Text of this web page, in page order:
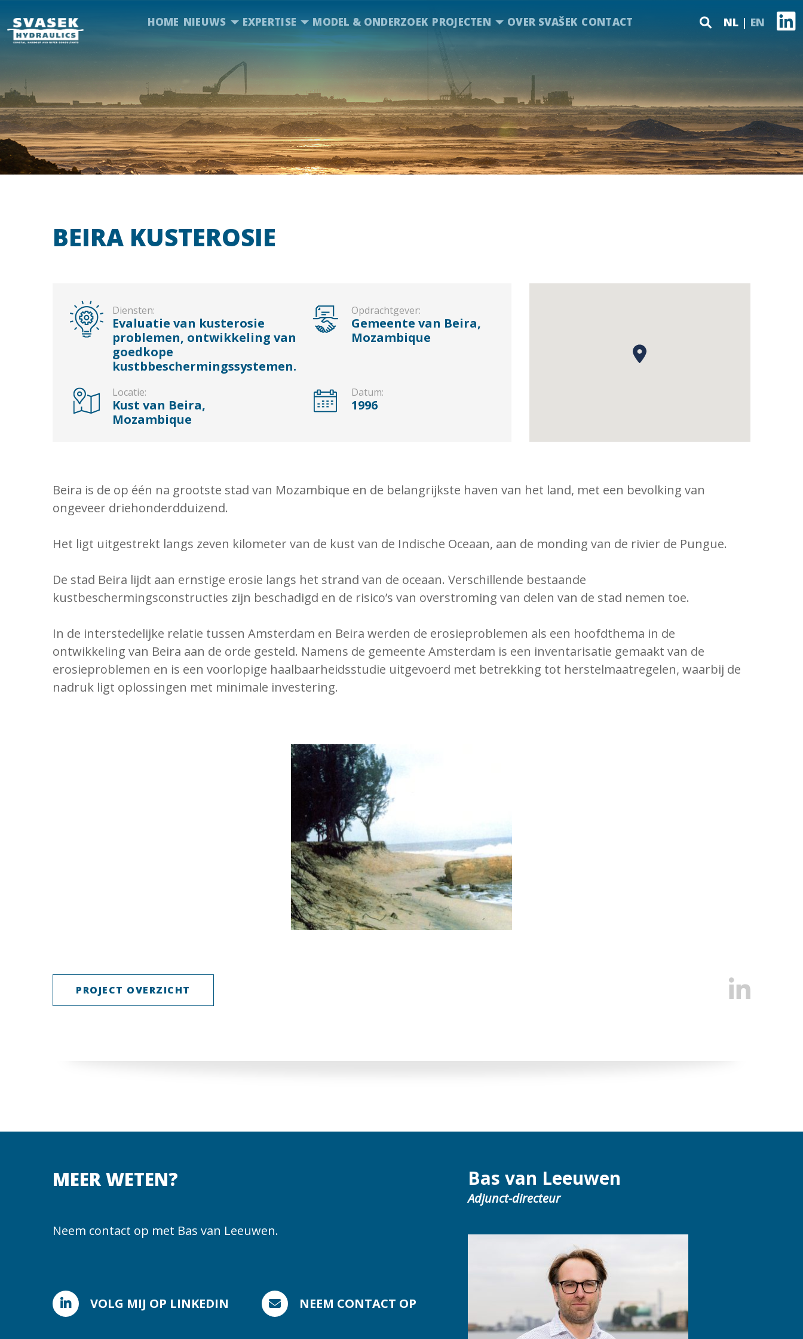
HOME NIEUWS EXPERTISE MODEL & ONDERZOEK PROJECTEN OVER SVAŠEK CONTACT NL EN
BEIRA KUSTEROSIE
Diensten:
Evaluatie van kusterosie
problemen, ontwikkeling van
goedkope
kustbbeschermingssystemen.
Opdrachtgever:
Gemeente van Beira,
Mozambique
Locatie:
Kust van Beira,
Mozambique
Datum:
1996
Beira is de op één na grootste stad van Mozambique en de belangrijkste haven van het land, met een bevolking van
ongeveer driehonderdduizend.
Het ligt uitgestrekt langs zeven kilometer van de kust van de Indische Oceaan, aan de monding van de rivier de Pungue.
De stad Beira lijdt aan ernstige erosie langs het strand van de oceaan. Verschillende bestaande
kustbeschermingsconstructies zijn beschadigd en de risico’s van overstroming van delen van de stad nemen toe.
In de interstedelijke relatie tussen Amsterdam en Beira werden de erosieproblemen als een hoofdthema in de
ontwikkeling van Beira aan de orde gesteld. Namens de gemeente Amsterdam is een inventarisatie gemaakt van de
erosieproblemen en is een voorlopige haalbaarheidsstudie uitgevoerd met betrekking tot herstelmaatregelen, waarbij de
nadruk ligt oplossingen met minimale investering.
PROJECT OVERZICHT
MEER WETEN?
Neem contact op met Bas van Leeuwen.
VOLG MIJ OP LINKEDIN NEEM CONTACT OP
Bas van Leeuwen
Adjunct-directeur